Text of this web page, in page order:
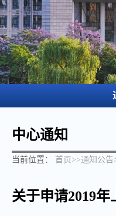
中心通知
当前位置： 首页 >>通知公告
关于申请2019